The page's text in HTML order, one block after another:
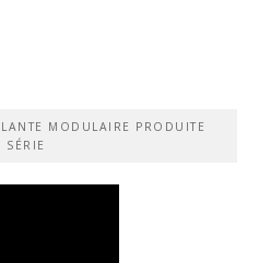
MODULAIRE PRODUITE
SÉRIE